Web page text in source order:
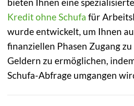
Kredit ohne Schufa für
wurde entwickelt, um Ihnen
finanziellen Phasen Zugang
Geldern zu ermöglichen,
Schufa-Abfrage umgangen